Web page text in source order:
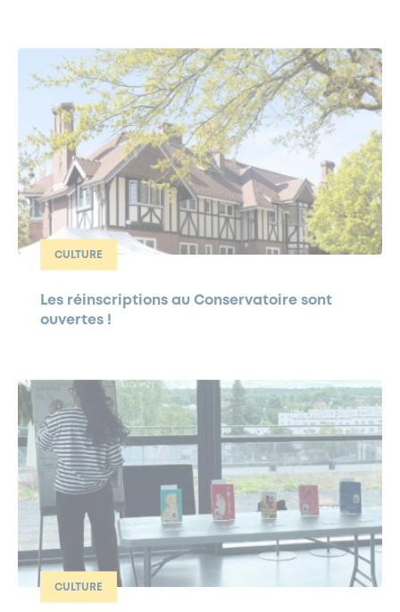
CULTURE
Les réinscriptions au Conservatoire sont
ouvertes !
CULTURE